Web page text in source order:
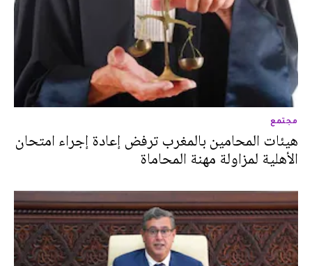
مجتمع
هيئات المحامين بالمغرب ترفض إعادة إجراء امتحان
الأهلية لمزاولة مهنة المحاماة